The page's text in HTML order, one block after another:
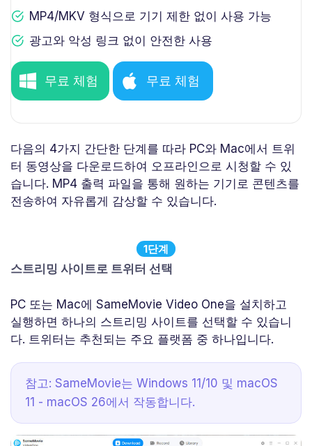
MP4/MKV 형식으로 기기 제한 없이 사용 가능
광고와 악성 링크 없이 안전한 사용
무료 체험 무료 체험
다음의 4가지 간단한 단계를 따라 PC와 Mac에서 트위
터 동영상을 다운로드하여 오프라인으로 시청할 수 있
습니다. MP4 출력 파일을 통해 원하는 기기로 콘텐츠를
전송하여 자유롭게 감상할 수 있습니다.
1단계
스트리밍 사이트로 트위터 선택
PC 또는 Mac에 SameMovie Video One을 설치하고
실행하면 하나의 스트리밍 사이트를 선택할 수 있습니
다. 트위터는 추천되는 주요 플랫폼 중 하나입니다.
참고: SameMovie는 Windows 11/10 및 macOS
11 - macOS 26에서 작동합니다.